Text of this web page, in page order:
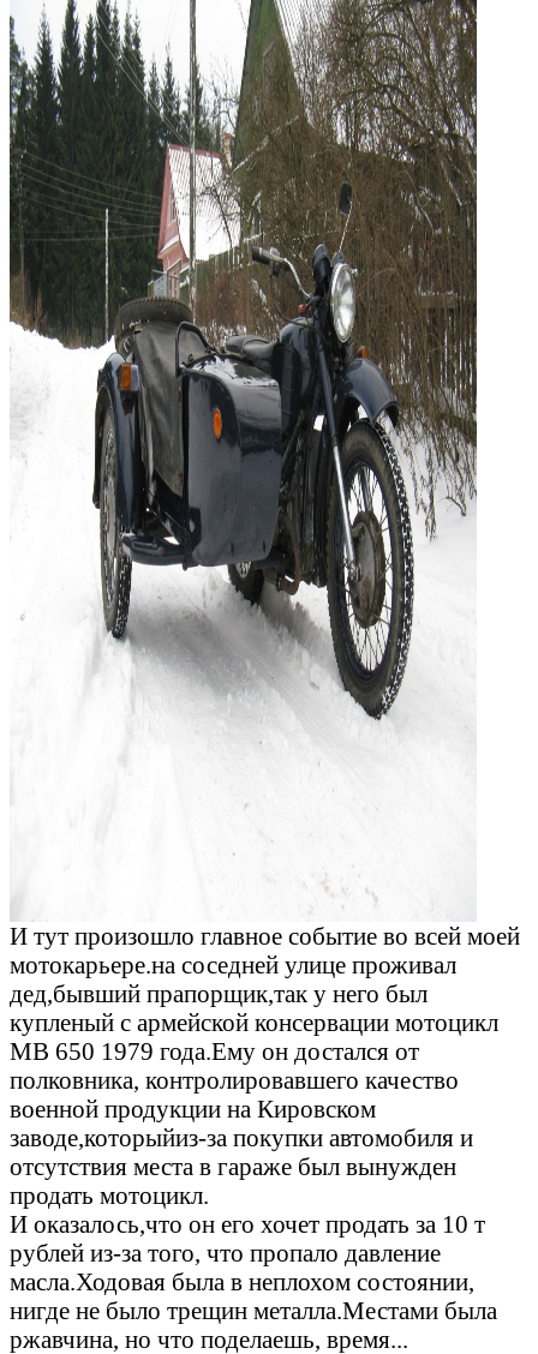
И тут произошло главное событие во всей моей
мотокарьере.на соседней улице проживал
дед,бывший прапорщик,так у него был
купленый с армейской консервации мотоцикл
МВ 650 1979 года.Ему он достался от
полковника, контролировавшего качество
военной продукции на Кировском
заводе,которыйиз-за покупки автомобиля и
отсутствия места в гараже был вынужден
продать мотоцикл.
И оказалось,что он его хочет продать за 10 т
рублей из-за того, что пропало давление
масла.Ходовая была в неплохом состоянии,
нигде не было трещин металла.Местами была
ржавчина, но что поделаешь, время...